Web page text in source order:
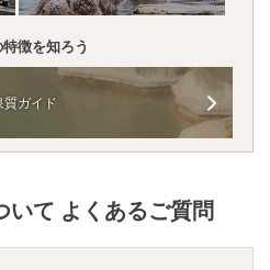
徴を知ろう
質ガイド
いて よくあるご質問